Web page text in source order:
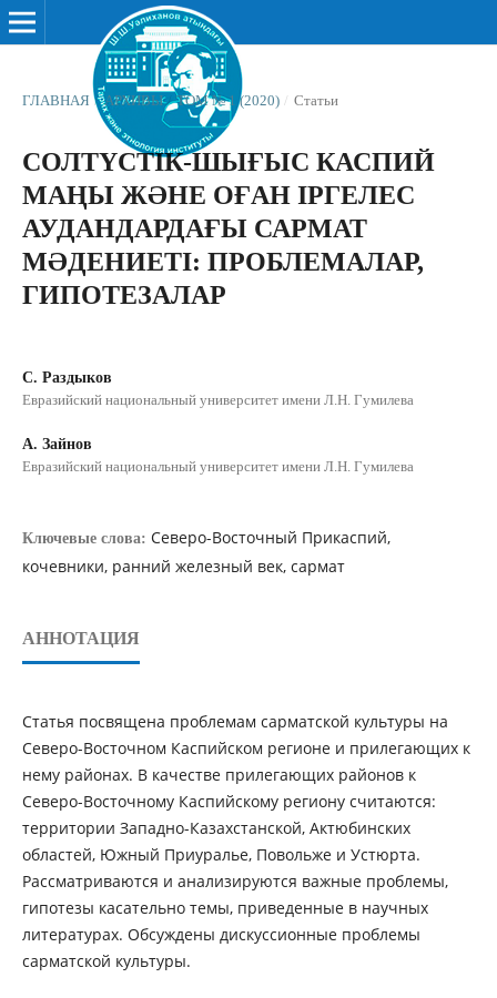
ГЛАВНАЯ / АРХИВЫ / ТОМ № 1 (2020) / Статьи
СОЛТҮСТІК-ШЫҒЫС КАСПИЙ
МАҢЫ ЖƏНЕ ОҒАН ІРГЕЛЕС
АУДАНДАРДАҒЫ САРМАТ
МƏДЕНИЕТІ: ПРОБЛЕМАЛАР,
ГИПОТЕЗАЛАР
С. Раздыков
Евразийский национальный университет имени Л.Н. Гумилева
А. Зайнов
Евразийский национальный университет имени Л.Н. Гумилева
Ключевые слова: Северо-Восточный Прикаспий,
кочевники, ранний железный век, сармат
АННОТАЦИЯ
Статья посвящена проблемам сарматской культуры на
Северо-Восточном Каспийском регионе и прилегающих к
нему районах. В качестве прилегающих районов к
Северо-Восточному Каспийскому региону считаются:
территории Западно-Казахстанской, Актюбинских
областей, Южный Приуралье, Повольже и Устюрта.
Рассматриваются и анализируются важные проблемы,
гипотезы касательно темы, приведенные в научных
литературах. Обсуждены дискуссионные проблемы
сарматской культуры.